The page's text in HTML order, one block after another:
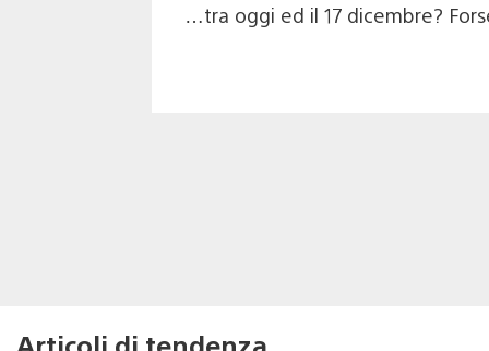
…tra oggi ed il 17 dicembre?